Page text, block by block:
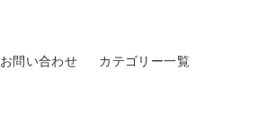
お問い合わせ カテゴリー一覧